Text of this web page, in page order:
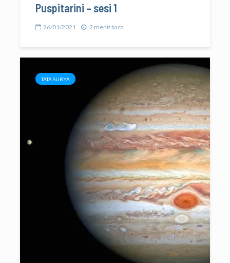
Puspitarini – sesi 1
26/01/2021 2 menit baca
TATA SURYA